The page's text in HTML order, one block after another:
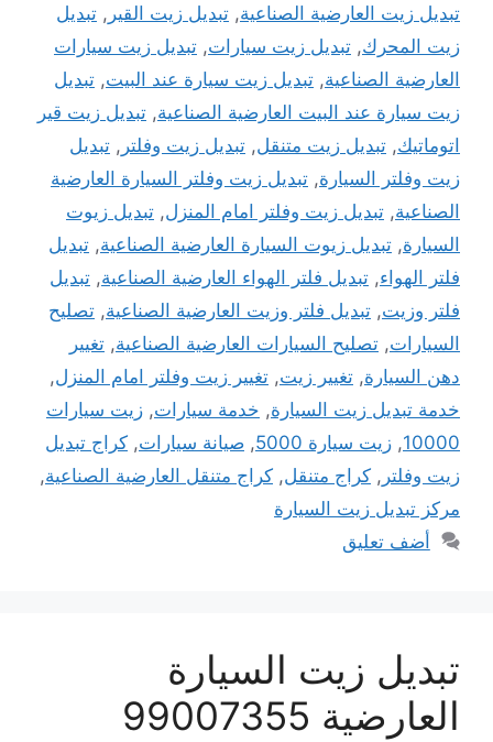
تبديل زيت العارضية الصناعية, تبديل زيت القير , تبديل
زيت المحرك, تبديل زيت سيارات, تبديل زيت سيارات
العارضية الصناعية, تبديل زيت سيارة عند البيت, تبديل
زيت سيارة عند البيت العارضية الصناعية, تبديل زيت قير
اتوماتيك, تبديل زيت متنقل, تبديل زيت وفلتر , تبديل
زيت وفلتر السيارة, تبديل زيت وفلتر السيارة العارضية
الصناعية, تبديل زيت وفلتر امام المنزل, تبديل زيوت
السيارة, تبديل زيوت السيارة العارضية الصناعية, تبديل
فلتر الهواء, تبديل فلتر الهواء العارضية الصناعية, تبديل
فلتر وزيت, تبديل فلتر وزيت العارضية الصناعية, تصليح
السيارات, تصليح السيارات العارضية الصناعية, تغيير
دهن السيارة, تغيير زيت, تغيير زيت وفلتر امام المنزل,
خدمة تبديل زيت السيارة, خدمة سيارات, زيت سيارات
10000
, زيت سيارة 5000 , صيانة سيارات, كراج تبديل
زيت وفلتر , كراج متنقل, كراج متنقل العارضية الصناعية,
مركز تبديل زيت السيارة
أضف تعليق
تبديل زيت السيارة
العارضية 99007355